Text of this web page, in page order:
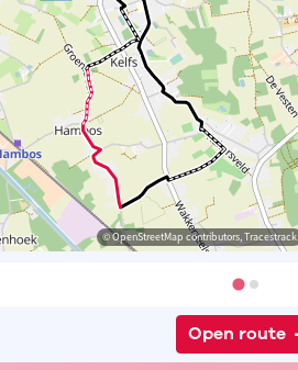
© OpenStreetMap contributors, Tracestrack
Open route